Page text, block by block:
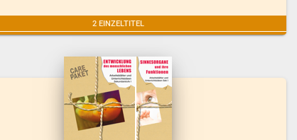
2 EINZELTITEL